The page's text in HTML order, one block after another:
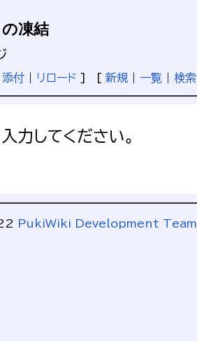
の凍結
添付 リロード ] [ 新規 一覧 検索
力してください。
PukiWiki Development Team